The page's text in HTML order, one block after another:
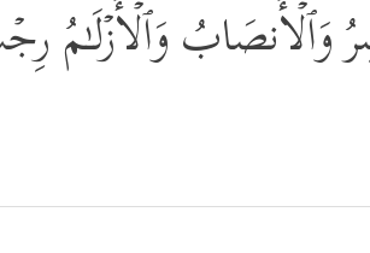
وَٱلۡأَنصَابُ